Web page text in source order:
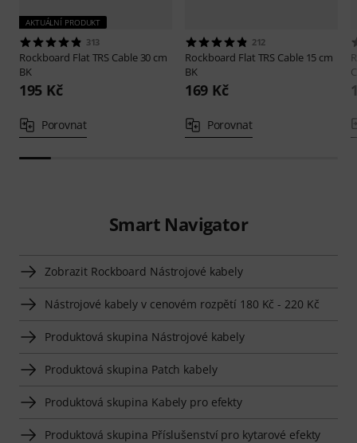
AKTUÁLNÍ PRODUKT
313
Rockboard Flat TRS Cable 30 cm
BK
195 Kč
Porovnat
212
Rockboard Flat TRS Cable 15 cm
BK
169 Kč
Porovnat
Smart Navigator
Zobrazit Rockboard Nástrojové kabely
Nástrojové kabely v cenovém rozpětí 180 Kč - 220 Kč
Produktová skupina Nástrojové kabely
Produktová skupina Patch kabely
Produktová skupina Kabely pro efekty
Produktová skupina Příslušenství pro kytarové efekty